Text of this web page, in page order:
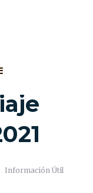
Información Útil